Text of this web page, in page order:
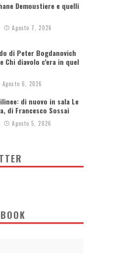
Demoustiere e quelli
Agosto 7, 2026
di Peter Bogdanovich
Chi diavolo c’era in quel
Agosto 6, 2026
di nuovo in sala Le
di Francesco Sossai
Agosto 5, 2026